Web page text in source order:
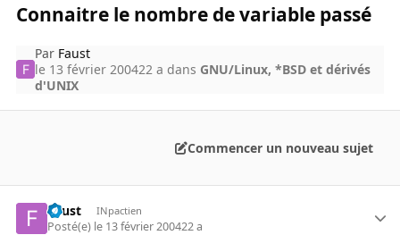
Connaitre le nombre de variable passé
Par Faust
le 13 février 200422 a dans GNU/Linux, *BSD et dérivés
d'UNIX
Commencer un nouveau sujet
Faust INpactien
Posté(e) le 13 février 200422 a